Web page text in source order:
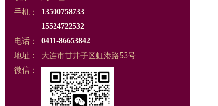
手机：
13500758733
15524722532
电话： 0411-86653842
地址：
大连市甘井子区虹港路53号
微信：